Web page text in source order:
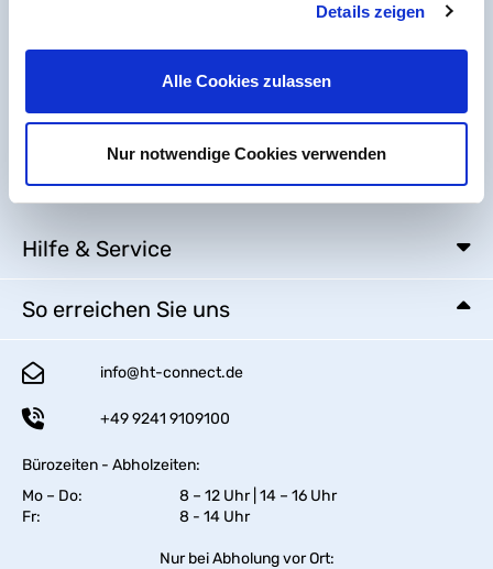
Details zeigen
Alle Cookies zulassen
Nur notwendige Cookies verwenden
Hilfe & Service
So erreichen Sie uns
info@ht-connect.de
+49 9241 9109100
Bürozeiten - Abholzeiten:
Mo – Do:
8 – 12 Uhr | 14 – 16 Uhr
Fr:
8 - 14 Uhr
Nur bei Abholung vor Ort: